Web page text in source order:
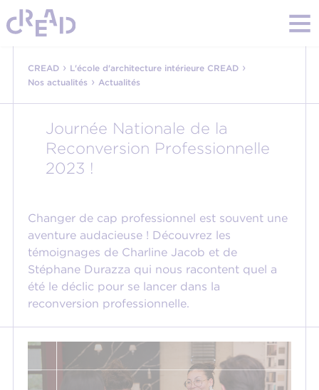
CREAD› L'école d'architecture intérieure CREAD›
Nos actualités› Actualités
Journée Nationale de la
Reconversion Professionnelle
2023 !
Changer de cap professionnel est souvent une
aventure audacieuse ! Découvrez les
témoignages de Charline Jacob et de
Stéphane Durazza qui nous racontent quel a
été le déclic pour se lancer dans la
reconversion professionnelle.